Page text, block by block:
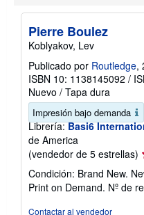
Pierre Boulez
Koblyakov, Lev
Publicado por Routledge,
ISBN 10: 1138145092 /
Nuevo / Tapa dura
Impresión bajo demanda
Librería: Basi6
de America
(vendedor de 5 estrellas)
Condición: Brand New.
Print on Demand. Nº de
Contactar al vendedor